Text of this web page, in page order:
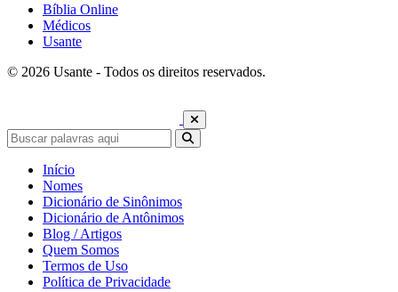
Bíblia Online
Médicos
Usante
© 2026 Usante - Todos os direitos reservados.
Início
Nomes
Dicionário de Sinônimos
Dicionário de Antônimos
Blog / Artigos
Quem Somos
Termos de Uso
Política de Privacidade